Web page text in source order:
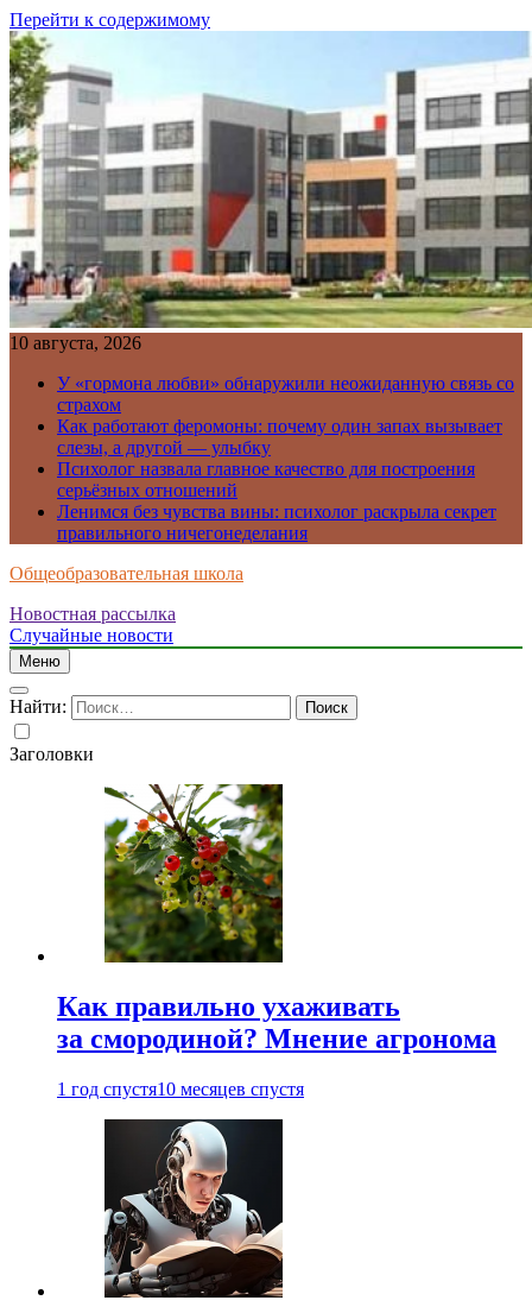
Перейти к содержимому
10 августа, 2026
У «гормона любви» обнаружили неожиданную связь со
страхом
Как работают феромоны: почему один запах вызывает
слезы, а другой — улыбку
Психолог назвала главное качество для построения
серьёзных отношений
Ленимся без чувства вины: психолог раскрыла секрет
правильного ничегонеделания
Общеобразовательная школа
Новостная рассылка
Случайные новости
Меню
Найти:
Заголовки
Как правильно ухаживать
за смородиной? Мнение агронома
1 год спустя10 месяцев спустя